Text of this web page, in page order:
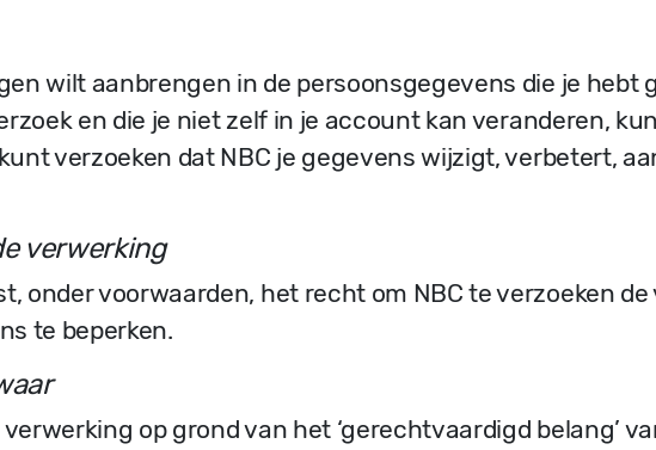
wilt aanbrengen in de persoonsgegevens die je hebt
en die je niet zelf in je account kan veranderen,
verzoeken dat NBC je gegevens wijzigt, verbetert,
verwerking
onder voorwaarden, het recht om NBC te verzoeken
te beperken.
op grond van het ‘gerechtvaardigd belang’